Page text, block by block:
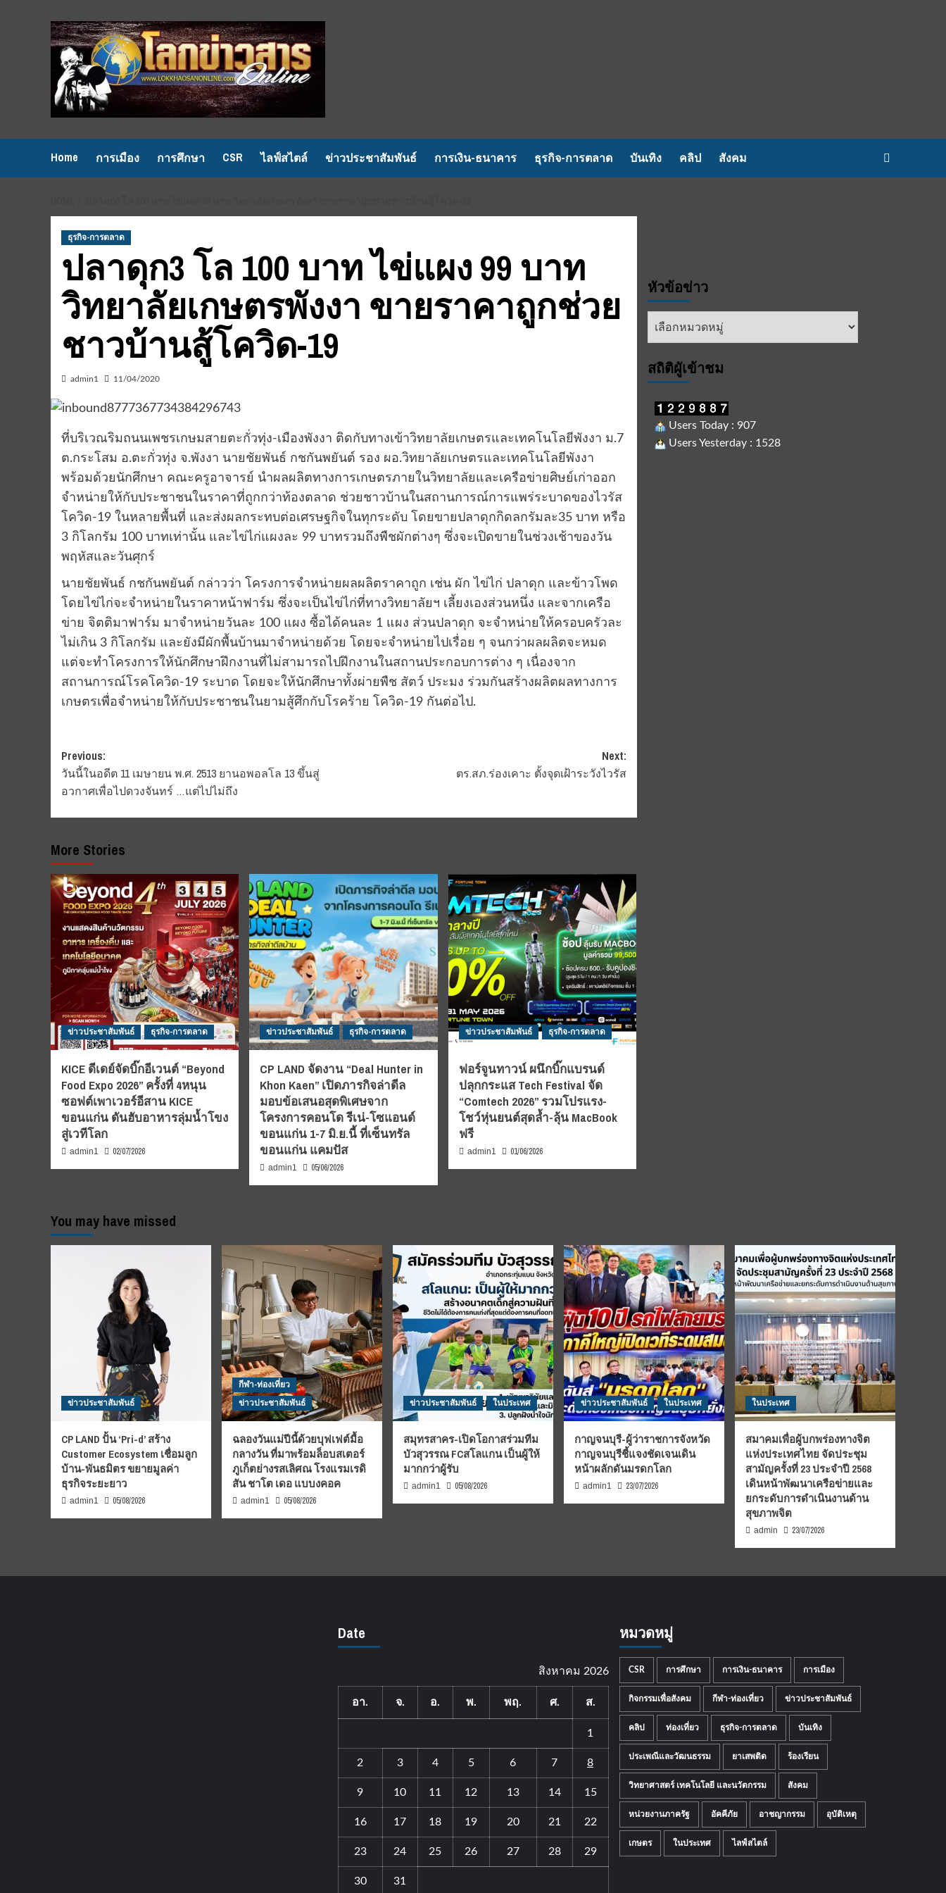
Home การเมือง การศึกษา CSR ไลฟ์สไตล์ ข่าวประชาสัมพันธ์ การเงิน-ธนาคาร ธุรกิจ-การตลาด บันเทิง คลิป สังคม
ธุรกิจ-การตลาด
ปลาดุก3 โล 100 บาท ไข่แผง 99 บาท
วิทยาลัยเกษตรพังงา ขายราคาถูกช่วย
ชาวบ้านสู้โควิด-19
admin1 11/04/2020
ที่บริเวณริมถนนเพชรเกษมสายตะกั่วทุ่ง-เมืองพังงา ติดกับทางเข้าวิทยาลัยเกษตรและเทคโนโลยีพังงา ม.7
ต.กระโสม อ.ตะกั่วทุ่ง จ.พังงา นายชัยพันธ์ กชกันพยันต์ รอง ผอ.วิทยาลัยเกษตรและเทคโนโลยีพังงา
พร้อมด้วยนักศึกษา คณะครูอาจารย์ นำผลผลิตทางการเกษตรภายในวิทยาลัยและเครือข่ายศิษย์เก่าออก
จำหน่ายให้กับประชาชนในราคาที่ถูกกว่าท้องตลาด ช่วยชาวบ้านในสถานการณ์การแพร่ระบาดของไวรัส
โควิด-19 ในหลายพื้นที่ และส่งผลกระทบต่อเศรษฐกิจในทุกระดับ โดยขายปลาดุกกิดลกรัมละ35 บาท หรือ
3 กิโลกรัม 100 บาทเท่านั้น และไข่ไก่แผงละ 99 บาทรวมถึงพืชผักต่างๆ ซึ่งจะเปิดขายในช่วงเช้าของวัน
พฤหัสและวันศุกร์
นายชัยพันธ์ กชกันพยันต์ กล่าวว่า โครงการจำหน่ายผลผลิตราคาถูก เช่น ผัก ไข่ไก่ ปลาดุก และข้าวโพด
โดยไข่ไก่จะจำหน่ายในราคาหน้าฟาร์ม ซึ่งจะเป็นไข่ไก่ที่ทางวิทยาลัยฯ เลี้ยงเองส่วนหนึ่ง และจากเครือ
ข่าย จิตติมาฟาร์ม มาจำหน่ายวันละ 100 แผง ซื้อได้คนละ 1 แผง ส่วนปลาดุก จะจำหน่ายให้ครอบครัวละ
ไม่เกิน 3 กิโลกรัม และยังมีผักพื้นบ้านมาจำหน่ายด้วย โดยจะจำหน่ายไปเรื่อย ๆ จนกว่าผลผลิตจะหมด
แต่จะทำโครงการให้นักศึกษาฝึกงานที่ไม่สามารถไปฝึกงานในสถานประกอบการต่าง ๆ เนื่องจาก
สถานการณ์โรคโควิด-19 ระบาด โดยจะให้นักศึกษาทั้งผ่ายพืช สัตว์ ประมง ร่วมกันสร้างผลิตผลทางการ
เกษตรเพื่อจำหน่ายให้กับประชาชนในยามสู้ศึกกับโรคร้าย โควิด-19 กันต่อไป.
Post
navigation
Previous:
วันนี้ในอดีต 11 เมษายน พ.ศ. 2513 ยานอพอลโล 13 ขึ้นสู่
อวกาศเพื่อไปดวงจันทร์ …แต่ไปไม่ถึง
Next:
ตร.สภ.ร่องเคาะ ตั้งจุดเฝ้าระวังไวรัส
More Stories
ข่าวประชาสัมพันธ์ ธุรกิจ-การตลาด
KICE ดีเดย์จัดบิ๊กอีเวนต์ “Beyond
Food Expo 2026” ครั้งที่ 4หนุน
ซอฟต์เพาเวอร์อีสาน KICE
ขอนแก่น ดันฮับอาหารลุ่มน้ำโขง
สู่เวทีโลก
admin1 02/07/2026
ข่าวประชาสัมพันธ์ ธุรกิจ-การตลาด
CP LAND จัดงาน “Deal Hunter in
Khon Kaen” เปิดภารกิจล่าดีล
มอบข้อเสนอสุดพิเศษจาก
โครงการคอนโด รีเน่-โซแอนด์
ขอนแก่น 1-7 มิ.ย.นี้ ที่เซ็นทรัล
ขอนแก่น แคมปัส
admin1 05/06/2026
ข่าวประชาสัมพันธ์ ธุรกิจ-การตลาด
ฟอร์จูนทาวน์ ผนึกบิ๊กแบรนด์
ปลุกกระแส Tech Festival จัด
“Comtech 2026” รวมโปรแรง-
โชว์หุ่นยนต์สุดล้ำ-ลุ้น MacBook
ฟรี
admin1 01/06/2026
หัวข้อข่าว
หัวข้อ
สถิติผูัเข้าชม
Users Today : 907
Users Yesterday : 1528
You may have missed
ข่าวประชาสัมพันธ์
CP LAND ปั้น ‘Pri-d’ สร้าง
Customer Ecosystem เชื่อมลูก
บ้าน-พันธมิตร ขยายมูลค่า
ธุรกิจระยะยาว
admin1 05/08/2026
กีฬา-ท่องเที่ยว
ข่าวประชาสัมพันธ์
ฉลองวันแม่ปีนี้ด้วยบุฟเฟต์มื้อ
กลางวัน ที่มาพร้อมล็อบสเตอร์
ภูเก็ตย่างรสเลิศณ โรงแรมเรดิ
สัน ชาโต เดอ แบบงคอค
admin1 05/08/2026
ข่าวประชาสัมพันธ์ ในประเทศ
สมุทรสาคร-เปิดโอกาสร่วมทีม
บัวสุวรรณ FCสโลแกน เป็นผู้ให้
มากกว่าผู้รับ
admin1 05/08/2026
ข่าวประชาสัมพันธ์ ในประเทศ
กาญจนบุรี-ผู้ว่าราชการจังหวัด
กาญจนบุรีชี้แจงชัดเจนเดิน
หน้าผลักดันมรดกโลก
admin1 23/07/2026
ในประเทศ
สมาคมเพื่อผู้บกพร่องทางจิต
แห่งประเทศไทย จัดประชุม
สามัญครั้งที่ 23 ประจำปี 2568
เดินหน้าพัฒนาเครือข่ายและ
ยกระดับการดำเนินงานด้าน
สุขภาพจิต
admin 23/07/2026
Date
สิงหาคม 2026
อา. จ. อ. พ. พฤ. ศ. ส.
1
2 3 4 5 6 7 8
9 10 11 12 13 14 15
16 17 18 19 20 21 22
23 24 25 26 27 28 29
30 31
หมวดหมู่
CSR การศึกษา การเงิน-ธนาคาร การเมือง
กิจกรรมเพื่อสังคม กีฬา-ท่องเที่ยว ข่าวประชาสัมพันธ์
คลิป ท่องเที่ยว ธุรกิจ-การตลาด บันเทิง
ประเพณีและวัฒนธรรม ยาเสพติด ร้องเรียน
วิทยาศาสตร์ เทคโนโลยี และนวัตกรรม สังคม
หน่วยงานภาครัฐ อัคคีภัย อาชญากรรม อุบัติเหตุ
เกษตร ในประเทศ ไลฟ์สไตล์